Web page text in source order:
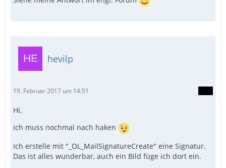
hevilp
19. Februar 2017 um 14:51
Hi,
ich muss nochmal nach haken
Ich erstelle mit "_OL_MailSignatureCreate" eine Signatur.
Das ist alles wunderbar, auch ein Bild füge ich dort ein.